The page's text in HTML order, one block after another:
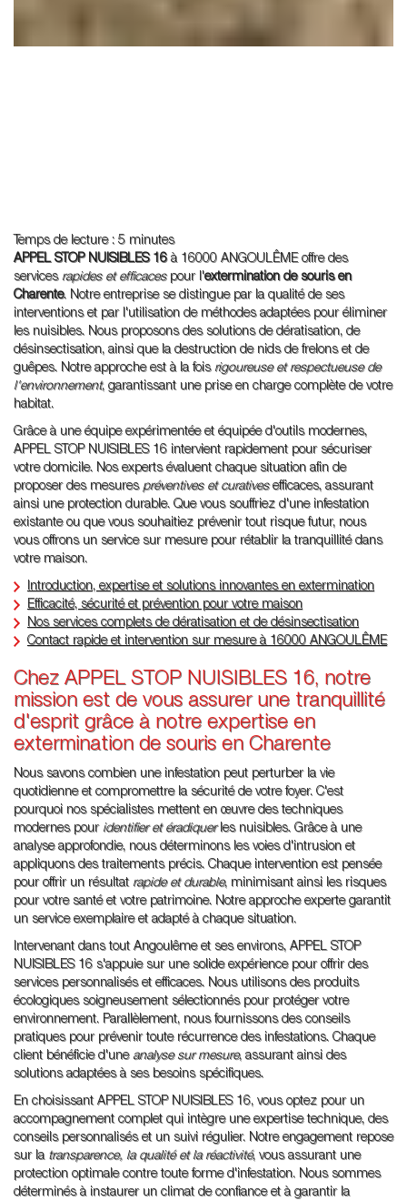
Temps de lecture : 5 minutes
APPEL STOP NUISIBLES 16à 16000 ANGOULÊME offre des
services rapides et efficacespour l'extermination de souris en
Charente. Notre entreprise se distingue par la qualité de ses
interventions et par l'utilisation de méthodes adaptées pour éliminer
les nuisibles. Nous proposons des solutions de dératisation, de
désinsectisation, ainsi que la destruction de nids de frelons et de
guêpes. Notre approche est à la fois rigoureuse et respectueuse de
l'environnement, garantissant une prise en charge complète de votre
habitat.
Grâce à une équipe expérimentée et équipée d'outils modernes,
APPEL STOP NUISIBLES 16 intervient rapidement pour sécuriser
votre domicile. Nos experts évaluent chaque situation afin de
proposer des mesures préventives et curativesefficaces, assurant
ainsi une protection durable. Que vous souffriez d'une infestation
existante ou que vous souhaitiez prévenir tout risque futur, nous
vous offrons un service sur mesure pour rétablir la tranquillité dans
votre maison.
Introduction, expertise et solutions innovantes en extermination
Efficacité, sécurité et prévention pour votre maison
Nos services complets de dératisation et de désinsectisation
Contact rapide et intervention sur mesure à 16000 ANGOULÊME
Chez APPEL STOP NUISIBLES 16, notre
mission est de vous assurer une tranquillité
d'esprit grâce à notre expertise en
extermination de souris en Charente
Nous savons combien une infestation peut perturber la vie
quotidienne et compromettre la sécurité de votre foyer. C'est
pourquoi nos spécialistes mettent en œuvre des techniques
modernes pour identifier et éradiquerles nuisibles. Grâce à une
analyse approfondie, nous déterminons les voies d'intrusion et
appliquons des traitements précis. Chaque intervention est pensée
pour offrir un résultat rapide et durable, minimisant ainsi les risques
pour votre santé et votre patrimoine. Notre approche experte garantit
un service exemplaire et adapté à chaque situation.
Intervenant dans tout Angoulême et ses environs, APPEL STOP
NUISIBLES 16 s'appuie sur une solide expérience pour offrir des
services personnalisés et efficaces. Nous utilisons des produits
écologiques soigneusement sélectionnés pour protéger votre
environnement. Parallèlement, nous fournissons des conseils
pratiques pour prévenir toute récurrence des infestations. Chaque
client bénéficie d'une analyse sur mesure, assurant ainsi des
solutions adaptées à ses besoins spécifiques.
En choisissant APPEL STOP NUISIBLES 16, vous optez pour un
accompagnement complet qui intègre une expertise technique, des
conseils personnalisés et un suivi régulier. Notre engagement repose
sur la transparence, la qualité et la réactivité, vous assurant une
protection optimale contre toute forme d'infestation. Nous sommes
déterminés à instaurer un climat de confiance et à garantir la